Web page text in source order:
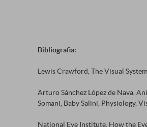
Bibliografia:
Lewis Crawford, The Visual
Arturo Sánchez López de Nava,
Somani, Baby Salini, Physiology,
National Eye Institute, How the